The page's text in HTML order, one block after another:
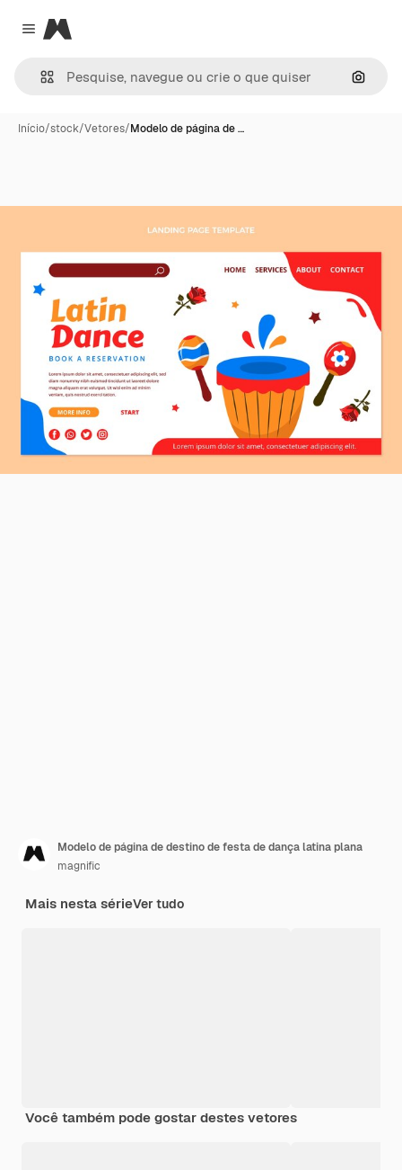
Close menu
Magnific
Início/stock/Vetores/Modelo de página de …
Modelo de página de destino de festa de dança latina plana
magnific
Mais nesta sérieVer tudo
Você também pode gostar destes vetores